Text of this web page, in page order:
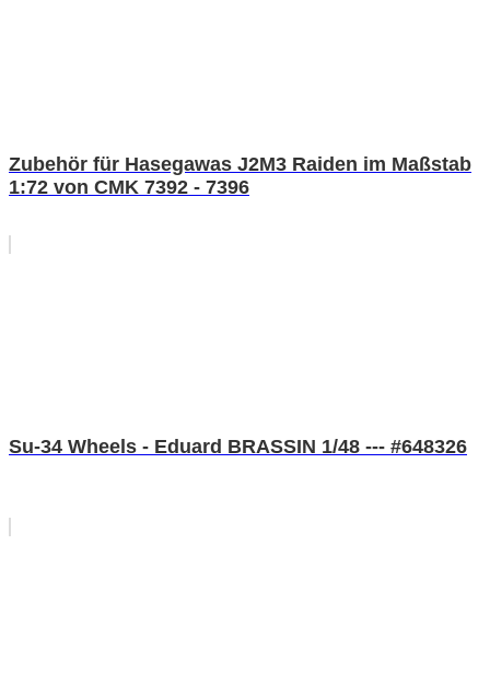
Zubehör für Hasegawas J2M3 Raiden im Maßstab
1:72 von CMK 7392 - 7396
Su-34 Wheels - Eduard BRASSIN 1/48 --- #648326